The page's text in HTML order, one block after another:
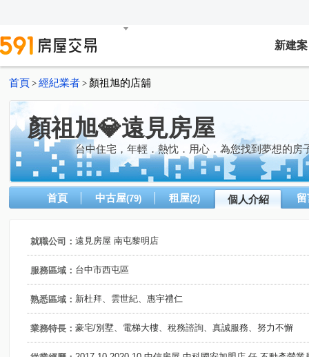
新建案
首頁 > 經紀業者 > 顏祖旭的店舖
顏祖旭💎遠見房屋
台中住宅，年輕．熱忱．用心．為您找到夢想的房
首頁 中古屋(79) 租屋(2) 個人介紹
就職公司： 遠見房屋 南屯黎明店
服務區域： 台中市西屯區
熟悉區域： 新杜拜、雲世紀、惠宇禮仁
業務特長： 豪宅/別墅、電梯大樓、稅務諮詢、真誠服務、努力不懈